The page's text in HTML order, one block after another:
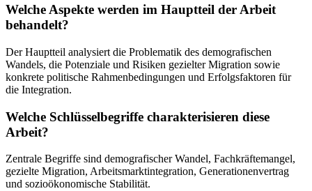
Welche Aspekte werden im Hauptteil der Arbeit
behandelt?
Der Hauptteil analysiert die Problematik des demografischen
Wandels, die Potenziale und Risiken gezielter Migration sowie
konkrete politische Rahmenbedingungen und Erfolgsfaktoren für
die Integration.
Welche Schlüsselbegriffe charakterisieren diese
Arbeit?
Zentrale Begriffe sind demografischer Wandel, Fachkräftemangel,
gezielte Migration, Arbeitsmarktintegration, Generationenvertrag
und sozioökonomische Stabilität.